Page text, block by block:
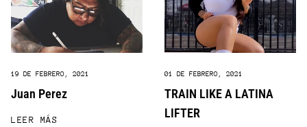
19 DE FEBRERO, 2021
Juan Perez
LEER MÁS
01 DE FEBRERO, 2021
TRAIN LIKE A LATINA
LIFTER